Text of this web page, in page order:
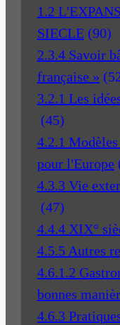
1.2
SIECLE (90)
2.3.4 Savoir
française »
3.2.1 Les
(45)
4.2.1
pour l'Europe
4.3.3 Vie
(47)
4.4.4 XIX°
4.5.5 Autres
4.6.1.2
bonnes
4.6.3